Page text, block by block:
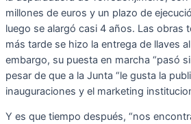
millones de euros y un plazo de
luego se alargó casi 4 años. Las obras
más tarde se hizo la entrega de llaves
embargo, su puesta en marcha “pasó
pesar de que a la Junta “le gusta la
inauguraciones y el marketing
Y es que tiempo después, “nos